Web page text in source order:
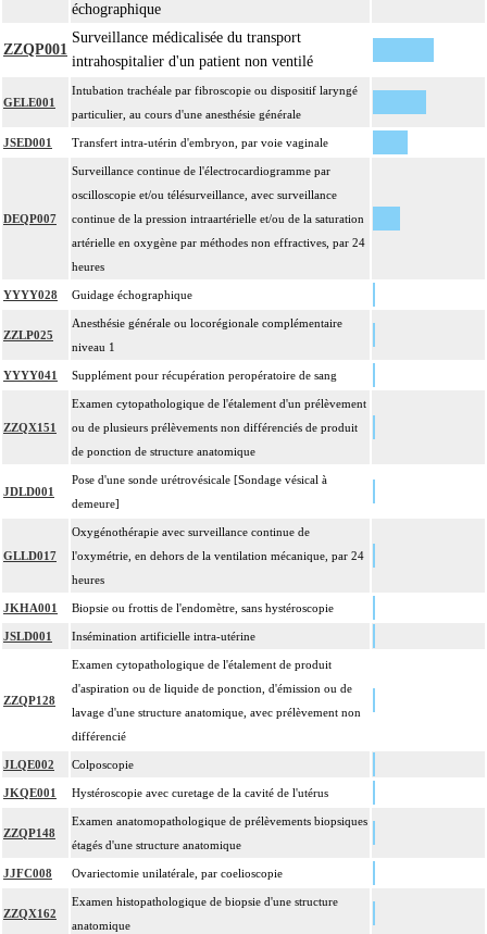
échographique
ZZQP001
Surveillance médicalisée du transport
intrahospitalier d'un patient non ventilé
GELE001
Intubation trachéale par fibroscopie ou dispositif laryngé
particulier, au cours d'une anesthésie générale
JSED001 Transfert intra-utérin d'embryon, par voie vaginale
DEQP007
Surveillance continue de l'électrocardiogramme par
oscilloscopie et/ou télésurveillance, avec surveillance
continue de la pression intraartérielle et/ou de la saturation
artérielle en oxygène par méthodes non effractives, par 24
heures
YYYY028 Guidage échographique
ZZLP025
Anesthésie générale ou locorégionale complémentaire
niveau 1
YYYY041 Supplément pour récupération peropératoire de sang
ZZQX151
Examen cytopathologique de l'étalement d'un prélèvement
ou de plusieurs prélèvements non différenciés de produit
de ponction de structure anatomique
JDLD001
Pose d'une sonde urétrovésicale [Sondage vésical à
demeure]
GLLD017
Oxygénothérapie avec surveillance continue de
l'oxymétrie, en dehors de la ventilation mécanique, par 24
heures
JKHA001 Biopsie ou frottis de l'endomètre, sans hystéroscopie
JSLD001 Insémination artificielle intra-utérine
ZZQP128
Examen cytopathologique de l'étalement de produit
d'aspiration ou de liquide de ponction, d'émission ou de
lavage d'une structure anatomique, avec prélèvement non
différencié
JLQE002 Colposcopie
JKQE001 Hystéroscopie avec curetage de la cavité de l'utérus
ZZQP148
Examen anatomopathologique de prélèvements biopsiques
étagés d'une structure anatomique
JJFC008 Ovariectomie unilatérale, par coelioscopie
ZZQX162
Examen histopathologique de biopsie d'une structure
anatomique